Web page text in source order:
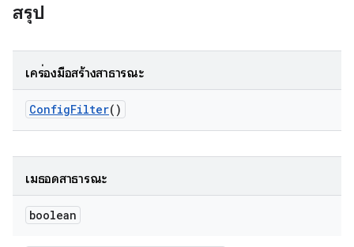
สรุป
เครื่องมือสร้างสาธารณะ
ConfigFilter()
เมธอดสาธารณะ
boolean